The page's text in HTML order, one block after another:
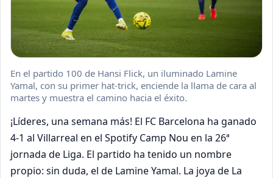
En el partido 100 de Hansi Flick, un iluminado Lamine
Yamal, con su primer hat-trick, enciende la llama de cara al
martes y muestra el camino hacia el éxito.
¡Líderes, una semana más! El FC Barcelona ha ganado
4-1 al Villarreal en el Spotify Camp Nou en la 26ª
jornada de Liga. El partido ha tenido un nombre
propio: sin duda, el de Lamine Yamal. La joya de La